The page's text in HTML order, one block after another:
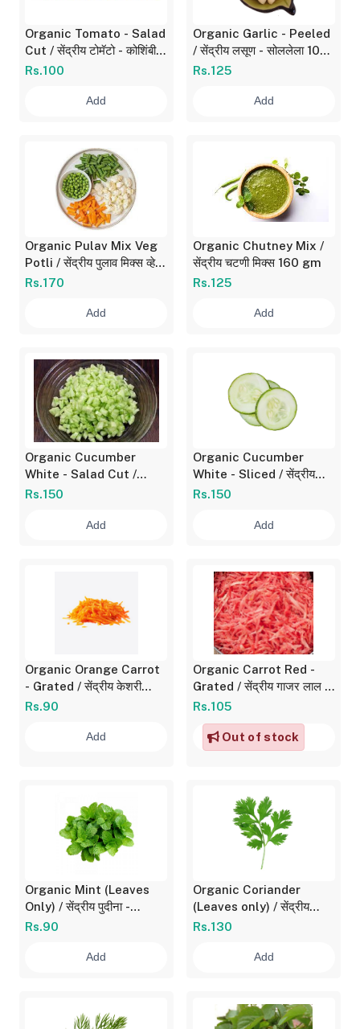
Organic Tomato - Salad
Cut / सेंद्रीय टोमॅटो - कोशिंबीर
कट 400 gm
Rs.100
Add
Organic Garlic - Peeled
/ सेंद्रीय लसूण - सोललेला 100
gm
Rs.125
Add
Organic Pulav Mix Veg
Potli / सेंद्रीय पुलाव मिक्स व्हेज
पोटली 200 gm
Rs.170
Add
Organic Chutney Mix /
सेंद्रीय चटणी मिक्स 160 gm
Rs.125
Add
Organic Cucumber
White - Salad Cut /
सेंद्रीय काकडी पांढरी - कोशिंबीर
Rs.150
Add
Organic Cucumber
White - Sliced / सेंद्रीय
काकडी पांढरी - गोल काप 360
Rs.150
Add
Organic Orange Carrot
- Grated / सेंद्रीय केशरी
गाजर - किसलेले 200 gm
Rs.90
Add
Organic Carrot Red -
Grated / सेंद्रीय गाजर लाल -
किसलेले 360 gm
Rs.105
Out of stock
Organic Mint (Leaves
Only) / सेंद्रीय पुदीना -
निवडलेला 1 Bunch / गड्डी
Rs.90
Add
Organic Coriander
(Leaves only) / सेंद्रीय
कोथिंबीर - निवडलेली 1 Bunch
Rs.130
Add